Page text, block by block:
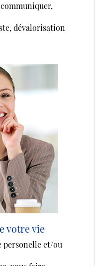
dévalorisation
votre vie
personelle et/ou